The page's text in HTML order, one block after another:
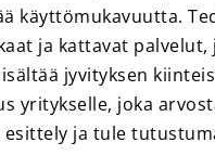
käyttömukavuutta.
ja kattavat
jyvityksen
yritykselle, joka
esittely ja tule